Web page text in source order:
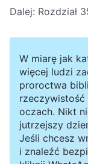
Dalej: Rozdział
W miarę jak
więcej ludzi
proroctwa
rzeczywistość
oczach. Nikt
jutrzejszy
Jeśli chcesz
i znaleźć